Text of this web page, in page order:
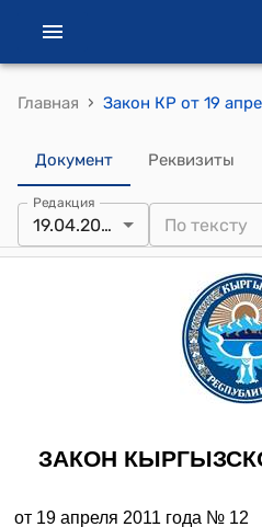
Главная ›
Документ Реквизиты
Редакция
19.04.2011